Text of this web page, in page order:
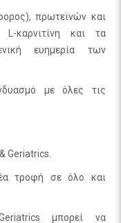
πρωτεϊνών και
καρνιτίνη και τα
ευημερία των
με όλες τις
Geriatrics.
τροφή σε όλο και
μπορεί να